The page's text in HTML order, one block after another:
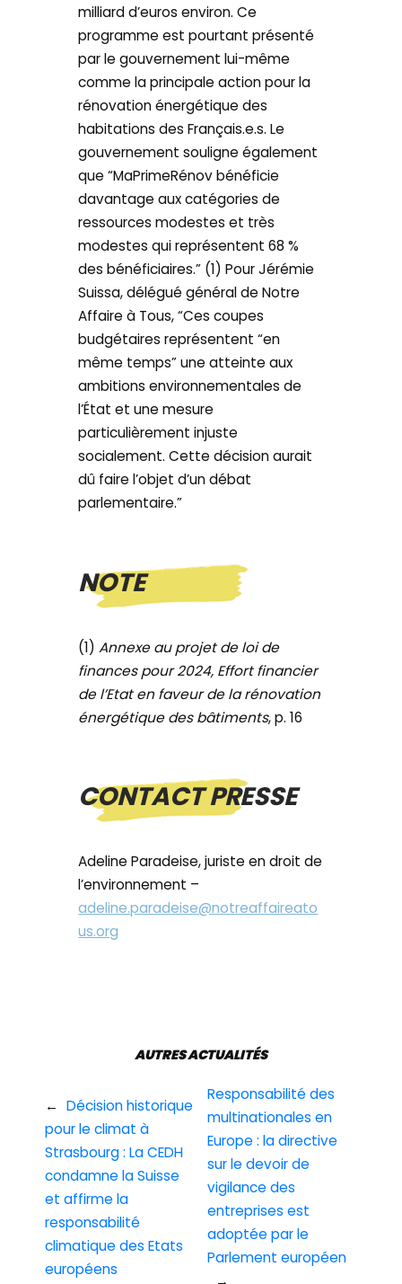
milliard d’euros environ. Ce
programme est pourtant présenté
par le gouvernement lui-même
comme la principale action pour la
rénovation énergétique des
habitations des Français.e.s. Le
gouvernement souligne également
que “MaPrimeRénov bénéficie
davantage aux catégories de
ressources modestes et très
modestes qui représentent 68 %
des bénéficiaires.” (1) Pour Jérémie
Suissa, délégué général de Notre
Affaire à Tous, “Ces coupes
budgétaires représentent “en
même temps” une atteinte aux
ambitions environnementales de
l’État et une mesure
particulièrement injuste
socialement. Cette décision aurait
dû faire l’objet d’un débat
parlementaire.”
NOTE
(1)Annexe au projet de loi de
finances pour 2024, Effort financier
de l’Etat en faveur de la rénovation
énergétique des bâtiments, p. 16
CONTACT PRESSE
Adeline Paradeise, juriste en droit de
l’environnement –
adeline.paradeise@notreaffaireato
us.org
← Décision historique
pour le climat à
Strasbourg : La CEDH
condamne la Suisse
et affirme la
responsabilité
climatique des Etats
européens
AUTRES ACTUALITÉS
Responsabilité des
multinationales en
Europe : la directive
sur le devoir de
vigilance des
entreprises est
adoptée par le
Parlement européen